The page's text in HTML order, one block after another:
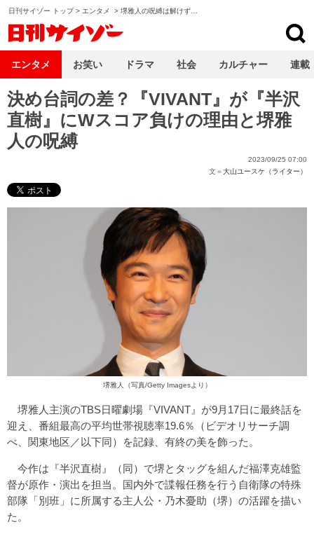
日刊サイゾー トップ> エンタメ > 堺雅人の呪縛は解けず…
決め台詞の差？『VIVANT』が『半沢
直樹』にWスコア負けの理由と堺雅
人の呪縛
2023/09/25 07:00
文＝大山ユースケ（ライター）
堺雅人（写真/Getty Imagesより）
堺雅人主演のTBS日曜劇場『VIVANT』が9月17日に最終話を
迎え、番組最高の平均世帯視聴率19.6％（ビデオリサーチ調
べ、関東地区／以下同）を記録、有終の美を飾った。
今作は『半沢直樹』（同）で堺とタッグを組んだ福澤克雄監
督が原作・演出を担当。国内外で諜報任務を行う自衛隊の特殊
部隊「別班」に所属する主人公・乃木憂助（堺）の活躍を描い
た。
エンタメ お笑い ドラマ 社会 カルチャー 連載